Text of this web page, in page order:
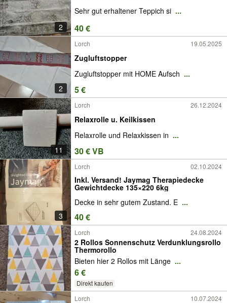
2
Sehr gut erhaltener Teppich si ...
40 €
2
Lorch 19.05.2025
Zugluftstopper
Zugluftstopper mit HOME Aufsch ...
5 €
11
Lorch 26.12.2024
Relaxrolle u. Keilkissen
Relaxrolle und Relaxkissen in ...
30 € VB
3
Lorch 02.10.2024
Inkl. Versand! Jaymag Therapiedecke
Gewichtdecke 135×220 6kg
Decke in sehr gutem Zustand. E ...
40 €
Lorch 24.08.2024
2 Rollos Sonnenschutz Verdunklungsrollo
Thermorollo
Bieten hier 2 Rollos mit Länge ...
6 €
Direkt kaufen
Lorch
10.07.2024